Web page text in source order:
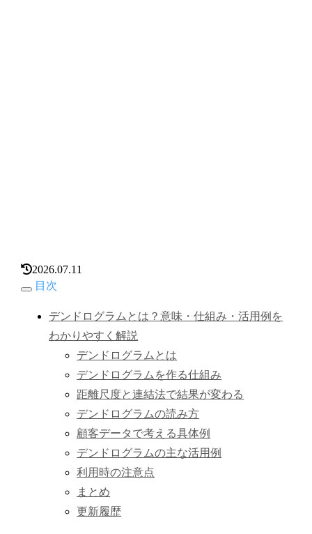
2026.07.11
目次
デンドログラムとは？意味・仕組み・活用例を
わかりやすく解説
デンドログラムとは
デンドログラムを作る仕組み
距離尺度と連結法で結果が変わる
デンドログラムの読み方
顧客データで考える具体例
デンドログラムの主な活用例
利用時の注意点
まとめ
更新履歴